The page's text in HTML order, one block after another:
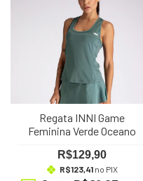
Regata INNI Game
Feminina Verde Oceano
R$129,90
R$123,41no PIX